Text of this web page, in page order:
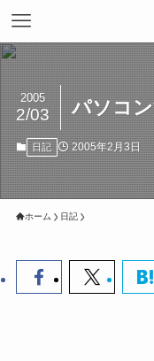
パソコ
2005
2/03
日記 2005年2月3日
ホーム 日記